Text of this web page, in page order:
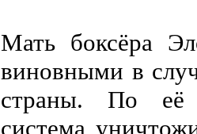
Мать боксёра
виновными в
страны. По её
система